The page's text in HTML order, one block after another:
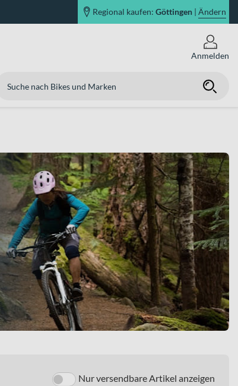
Regional kaufen: Göttingen | Ändern
Anmelden
Nur versendbare Artikel anzeigen